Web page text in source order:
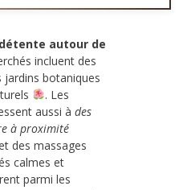
autour de
incluent des
jardins botaniques
. Les
aussi à des
à proximité
des massages
calmes et
parmi les